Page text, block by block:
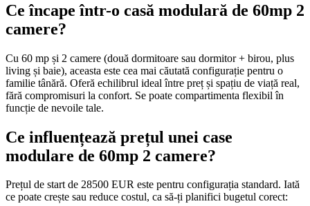
Ce încape într-o casă modulară de 60mp 2
camere?
Cu 60 mp și 2 camere (două dormitoare sau dormitor + birou, plus
living și baie), aceasta este cea mai căutată configurație pentru o
familie tânără. Oferă echilibrul ideal între preț și spațiu de viață real,
fără compromisuri la confort. Se poate compartimenta flexibil în
funcție de nevoile tale.
Ce influențează prețul unei case
modulare de 60mp 2 camere?
Prețul de start de 28500 EUR este pentru configurația standard. Iată
ce poate crește sau reduce costul, ca să-ți planifici bugetul corect: